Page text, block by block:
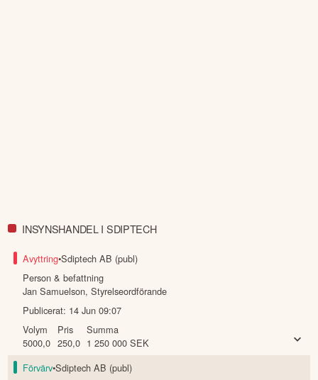
INSYNSHANDEL I SDIPTECH
Avyttring•Sdiptech AB (publ)
Person & befattning
Jan Samuelson,Styrelseordförande
Publicerat: 14 Jun 09:07
Volym
5000,0
Pris
250,0
Summa
1 250 000 SEK
Förvärv•Sdiptech AB (publ)